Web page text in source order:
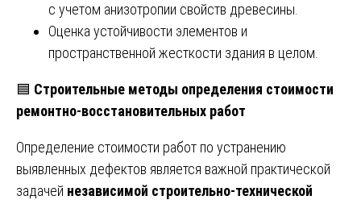
с учетом анизотропии свойств древесины.
Оценка устойчивости элементов и
пространственной жесткости здания в целом.
🟦 Строительные методы определения стоимости
ремонтно-восстановительных работ
Определение стоимости работ по устранению
выявленных дефектов является важной практической
задачей независимой строительно-технической